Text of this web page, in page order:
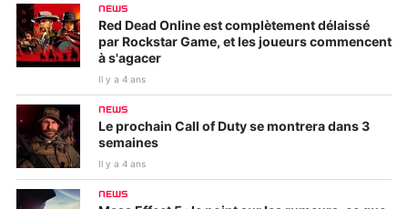
NEWS
Red Dead Online est complètement délaissé
par Rockstar Game, et les joueurs commencent
à s'agacer
Il y a 4 ans
NEWS
Le prochain Call of Duty se montrera dans 3
semaines
Il y a 4 ans
NEWS